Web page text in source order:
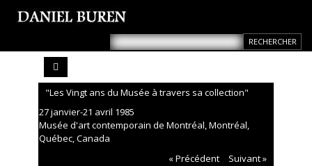
"Les Vingt ans du Musée à travers sa collection"
27 janvier-21 avril 1985
Musée d'art contemporain de Montréal, Montréal,
Québec, Canada
« Précédent
Suivant »